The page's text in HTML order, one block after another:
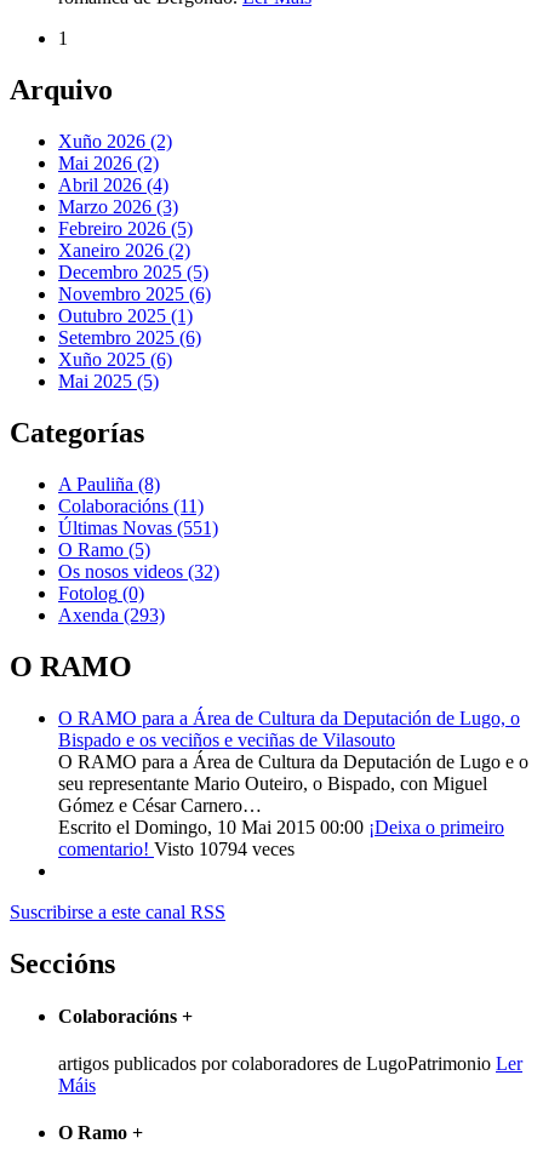
1
Arquivo
Xuño 2026 (2)
Mai 2026 (2)
Abril 2026 (4)
Marzo 2026 (3)
Febreiro 2026 (5)
Xaneiro 2026 (2)
Decembro 2025 (5)
Novembro 2025 (6)
Outubro 2025 (1)
Setembro 2025 (6)
Xuño 2025 (6)
Mai 2025 (5)
Categorías
A Pauliña (8)
Colaboracións (11)
Últimas Novas (551)
O Ramo (5)
Os nosos videos (32)
Fotolog (0)
Axenda (293)
O RAMO
O RAMO para a Área de Cultura da Deputación de Lugo, o
Bispado e os veciños e veciñas de Vilasouto
O RAMO para a Área de Cultura da Deputación de Lugo e o
seu representante Mario Outeiro, o Bispado, con Miguel
Gómez e César Carnero…
Escrito el Domingo, 10 Mai 2015 00:00 ¡Deixa o primeiro
comentario! Visto 10794 veces
Suscribirse a este canal RSS
Seccións
Colaboracións +
artigos publicados por colaboradores de LugoPatrimonio Ler
Máis
O Ramo +